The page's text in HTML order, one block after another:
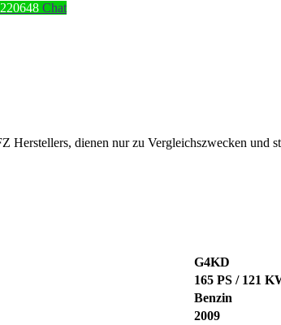
Chat
Herstellers, dienen nur zu Vergleichszwecken und
G4KD
165 PS / 121
Benzin
2009